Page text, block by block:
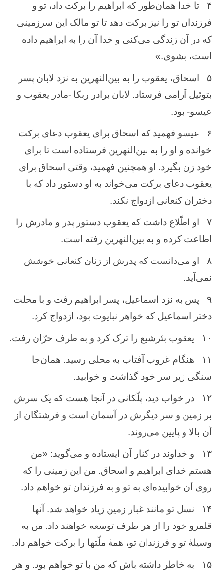
۴
تا خدا همان‌طور كه ‌ابراهیم ‌را بركت ‌داد، تو و
فرزندان ‌تو را نیز بركت‌ دهد تا تو مالک‌ این ‌سرزمینی
كه‌ در آن‌ زندگی می‌كنی و خدا آن ‌را به ‌ابراهیم‌ داده‌
است، ‌بشوی‌.»
۵
اسحاق، ‌یعقوب ‌را به‌ بین‌النهرین ‌به‌ نزد لابان ‌پسر
بتوئیل ‌اَرامی فرستاد. لابان‌ برادر ربكا -‌مادر یعقوب‌ و
عیسو- بود.
۶
عیسو فهمید كه ‌اسحاق‌ برای یعقوب ‌دعای بركت‌
خوانده‌ و او را به ‌بین‌النهرین ‌فرستاده‌ است‌ تا برای
خود زن ‌بگیرد. او همچنین ‌فهمید، وقتی اسحاق‌ برای
یعقوب‌ دعای بركت‌ می‌خواند به ‌او دستور داد كه ‌با
دختران‌ كنعانی ازدواج‌ نكند.
۷
او اطّلاع‌ داشت‌ كه‌ یعقوب‌ دستور پدر و مادرش ‌را
اطاعت ‌كرده‌ و به‌ بین‌النهرین‌ رفته‌ است‌.
۸
او می‌دانست ‌كه ‌پدرش ‌از زنان‌ كنعانی خوشش
‌نمی‌آید.
۹
پس ‌به ‌نزد اسماعیل‌، پسر ابراهیم‌ رفت‌ و با محلت‌
دختر اسماعیل‌ كه‌ خواهر نبایوت‌ بود، ازدواج‌ كرد.
۱۰ یعقوب ‌بئرشبع ‌را ترک ‌كرد و به‌ طرف‌ حرّان‌ رفت‌.
۱۱
هنگام ‌غروب‌ آفتاب‌ به ‌محلی رسید. همان‌جا
سنگی زیر سر خود گذاشت ‌و خوابید.
۱۲
در خواب‌ دید، پلّكانی در آنجا هست‌ كه ‌یک‌ سرش
‌بر زمین ‌و سر دیگرش‌ در آسمان ‌است ‌و فرشتگان‌ از
آن ‌بالا و پایین‌ می‌روند.
۱۳
و خداوند در كنار آن‌ ایستاده ‌و می‌گوید: «من‌
هستم‌ خدای ابراهیم‌ و اسحاق‌. من‌ این ‌زمینی را كه‌
روی آن‌ خوابیده‌ای به ‌تو و به ‌فرزندان ‌تو خواهم ‌داد.
۱۴
نسل ‌تو مانند غبار زمین‌ زیاد خواهد شد. آنها
قلمرو خود را از هر طرف ‌توسعه‌ خواهند داد. من‌ به
‌وسیلهٔ تو و فرزندان ‌تو، همهٔ ملّتها را بركت‌ خواهم ‌داد.
۱۵ به‌ خاطر داشته ‌باش ‌كه ‌من ‌با تو خواهم‌ بود. و هر